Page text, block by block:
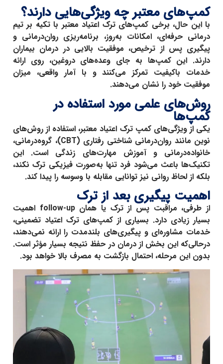
کمپ‌های معتبر چه ویژگی‌هایی دارند؟
با این حال، برخی کمپ‌های ترک اعتیاد معتبر با تکیه بر تیم
درمانی حرفه‌ای، امکانات به‌روز، برنامه‌ریزی روان‌درمانی و
پیگیری پس از ترخیص، موفقیت بالایی در درمان بیماران
دارند. این کمپ‌ها به جای وعده‌های دروغین، روی ارائه
خدمات باکیفیت تمرکز می‌کنند و با آمار واقعی، میزان
موفقیت خود را نشان می‌دهند.
روش‌های علمی مورد استفاده در
کمپ‌ها
یکی از ویژگی‌های کمپ ترک اعتیاد معتبر، استفاده از روش‌های
نوین مانند روان‌درمانی شناختی رفتاری (CBT)، گروه‌درمانی،
خانواده‌درمانی و آموزش مهارت‌های زندگی است. این
تکنیک‌ها باعث می‌شود فرد تنها به‌صورت فیزیکی ترک نکند،
بلکه از لحاظ روانی نیز توانایی مقابله با وسوسه را پیدا کند.
اهمیت پیگیری بعد از ترک
از طرفی، مراقبت پس از ترک یا همانfollow-up اهمیت
بسیار زیادی دارد. بسیاری از کمپ‌های ترک اعتیاد تضمینی،
خدمات مشاوره‌ای و پیگیری‌های بلندمدت را ارائه نمی‌دهند،
درحالی‌که این بخش از درمان در حفظ نتیجه بسیار مؤثر است.
بدون این مرحله، احتمال بازگشت به مصرف بالا خواهد بود.